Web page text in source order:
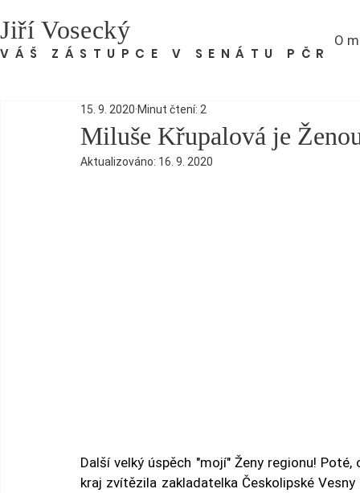
Jiří Vosecký
VÁŠ ZÁSTUPCE V SENÁTU PČR
O
Miluše Křupalová je
15. 9. 2020 Minut čtení: 2
Aktualizováno: 16. 9. 2020
Další velký úspěch "mojí" Ženy regionu!
kraj zvítězila zakladatelka Českolipské